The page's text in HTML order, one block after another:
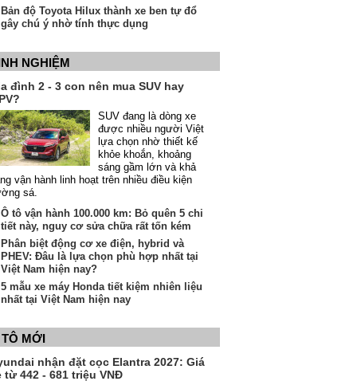
Bản độ Toyota Hilux thành xe ben tự đổ
gây chú ý nhờ tính thực dụng
NGHIỆM
đình 2 - 3 con nên mua SUV hay
SUV đang là dòng xe
được nhiều người Việt
lựa chọn nhờ thiết kế
khỏe khoắn, khoảng
sáng gầm lớn và khả
vận hành linh hoạt trên nhiều điều kiện
sá.
Ô tô vận hành 100.000 km: Bỏ quên 5 chi
tiết này, nguy cơ sửa chữa rất tốn kém
Phân biệt động cơ xe điện, hybrid và
PHEV: Đâu là lựa chọn phù hợp nhất tại
Việt Nam hiện nay?
5 mẫu xe máy Honda tiết kiệm nhiên liệu
nhất tại Việt Nam hiện nay
MỚI
nhận đặt cọc Elantra 2027: Giá
từ 442 - 681 triệu VNĐ